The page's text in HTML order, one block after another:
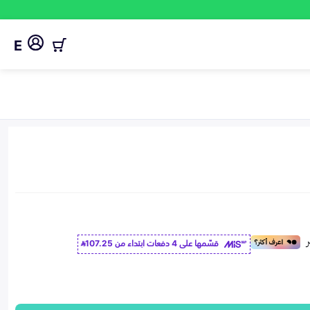
E
قسّمها على 4 دفعات ابتداء من 107.25